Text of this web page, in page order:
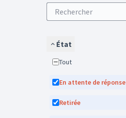
État
Tout
En attente de réponse
Retirée